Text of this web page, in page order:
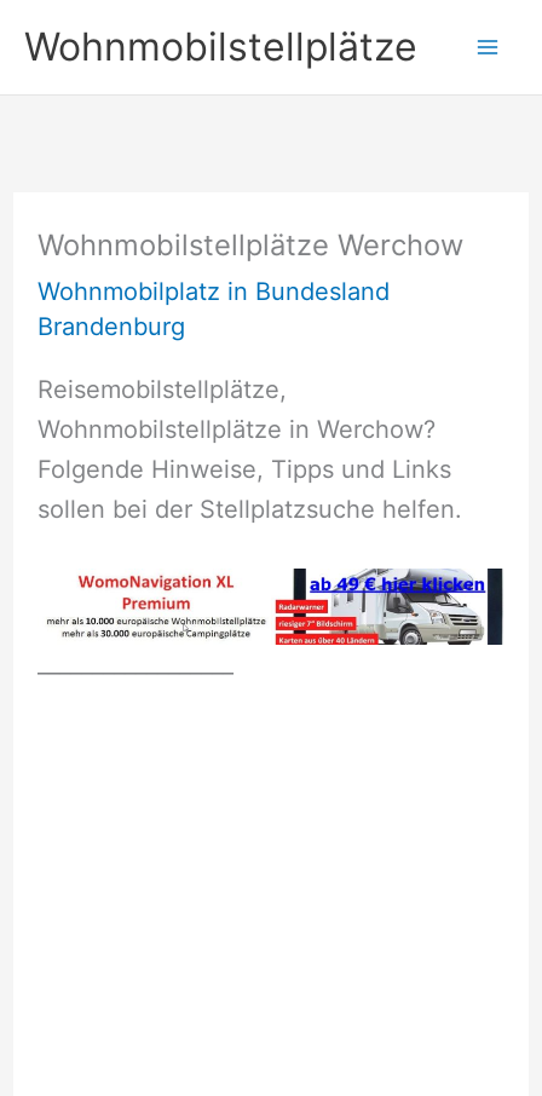
Inhalt
springen
Wohnmobilstellplätze
Wohnmobilstellplätze Werchow
Wohnmobilplatz in Bundesland
Brandenburg
Reisemobilstellplätze,
Wohnmobilstellplätze in Werchow?
Folgende Hinweise, Tipps und Links
sollen bei der Stellplatzsuche helfen.